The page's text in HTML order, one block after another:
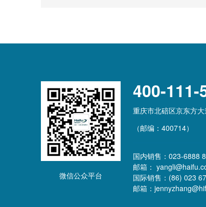
微信公众平台
400-111-
重庆市北碚区京东方
（邮编：400714）
国内销售：023-6888
邮箱：
国际销售：(86) 023
邮箱：